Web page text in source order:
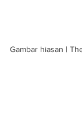
Gambar hiasan |